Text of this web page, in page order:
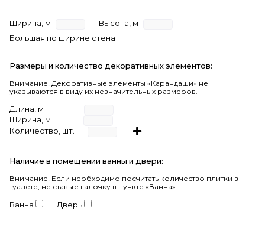
Ширина, м
Высота, м
Большая по ширине стена
Размеры и количество декоративных элементов:
Внимание! Декоративные элементы «Карандаши» не
указываются в виду их незначительных размеров.
Длина, м
Ширина, м
Количество, шт.
Наличие в помещении ванны и двери:
Внимание! Если необходимо посчитать количество плитки в
туалете, не ставьте галочку в пункте «Ванна».
Ванна Дверь